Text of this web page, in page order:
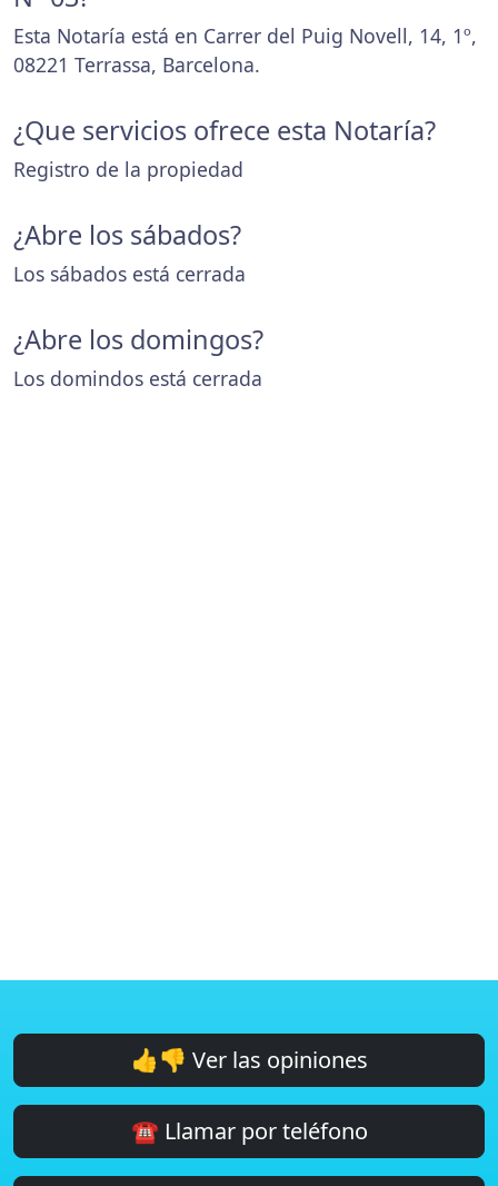
Esta Notaría está en Carrer del Puig Novell, 14, 1º,
08221 Terrassa, Barcelona.
¿Que servicios ofrece esta Notaría?
Registro de la propiedad
¿Abre los sábados?
Los sábados está cerrada
¿Abre los domingos?
Los domindos está cerrada
👍👎 Ver las opiniones
☎️ Llamar por teléfono